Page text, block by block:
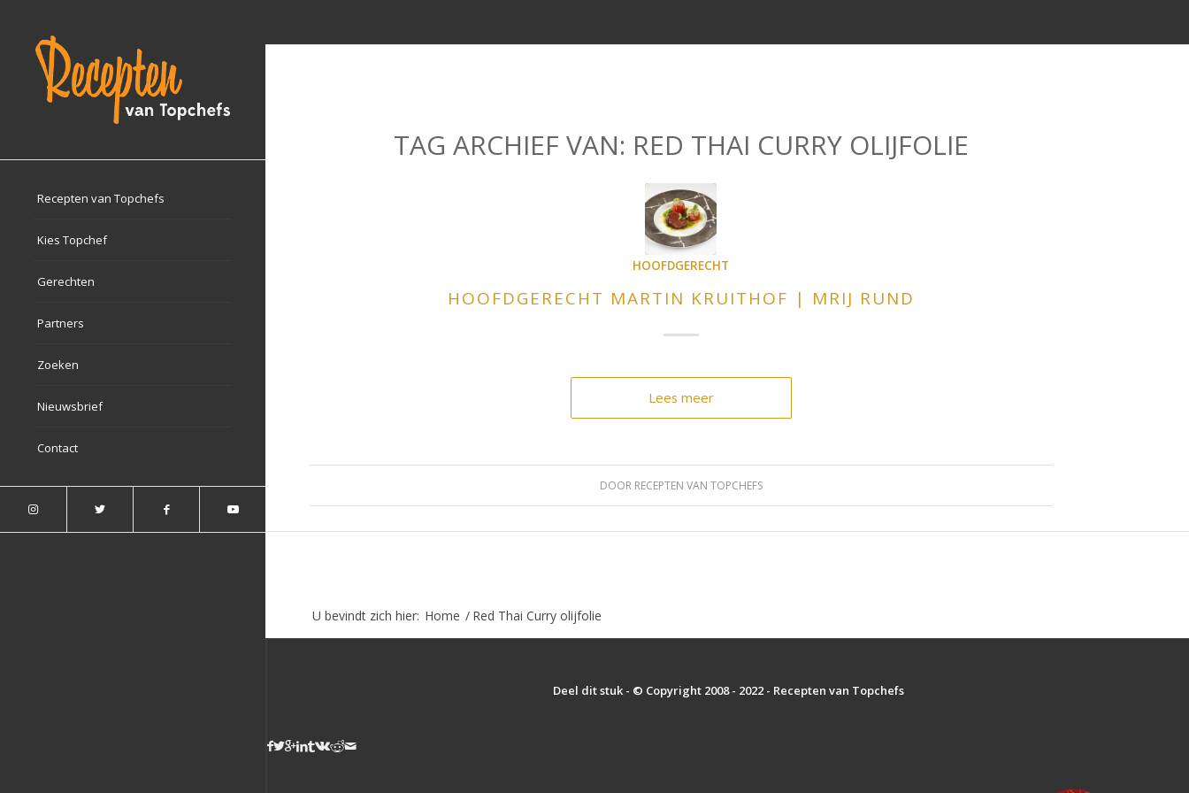
Recepten van Topchefs
Kies Topchef
Gerechten
Partners
Zoeken
Nieuwsbrief
Contact
TAG ARCHIEF VAN: RED THAI CURRY OLIJFOLIE
HOOFDGERECHT
HOOFDGERECHT MARTIN KRUITHOF | MRIJ RUND
Lees meer
DOOR RECEPTEN VAN TOPCHEFS
U bevindt zich hier: Home / Red Thai Curry olijfolie
Deel dit stuk - © Copyright 2008 - 2022 - Recepten van Topchefs